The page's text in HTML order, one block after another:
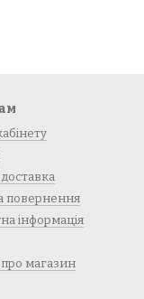
доставка
повернення
інформація
про магазин